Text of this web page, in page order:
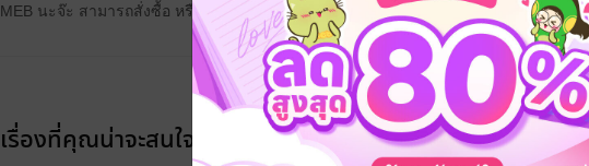
MEB นะจ๊ะ สามารถสั่งซื้อ หรือติดต่อคนขายโดยตรงเลยจ้ะ
เรื่องที่คุณน่าจะสนใจ